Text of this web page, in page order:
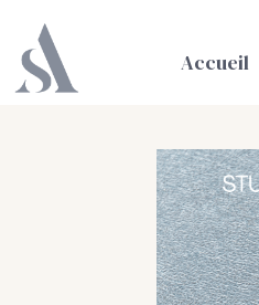
Accueil